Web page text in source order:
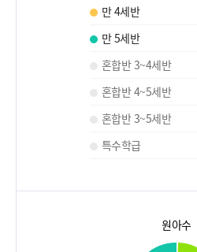
만 4세반
만 5세반
혼합반 3~4세반
혼합반 4~5세반
혼합반 3~5세반
특수학급
원아수